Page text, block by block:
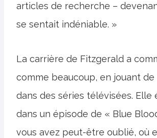
articles de recherche –
se sentait indéniable. »
La carrière de Fitzgerald a
comme beaucoup, en jouant
dans des séries télévisées. Elle
dans un épisode de « Blue
vous avez peut-être oublié, où